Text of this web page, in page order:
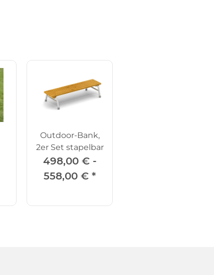
Outdoor-Bank,
2er Set stapelbar
498,00 € -
558,00 € *